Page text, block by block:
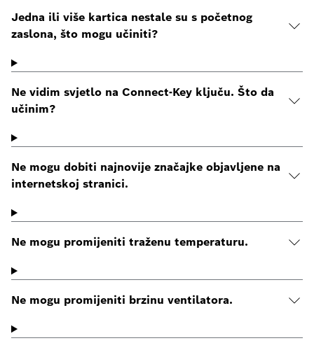
Jedna ili više kartica nestale su s početnog
zaslona, što mogu učiniti?
Ne vidim svjetlo na Connect-Key ključu. Što da
učinim?
Ne mogu dobiti najnovije značajke objavljene na
internetskoj stranici.
Ne mogu promijeniti traženu temperaturu.
Ne mogu promijeniti brzinu ventilatora.